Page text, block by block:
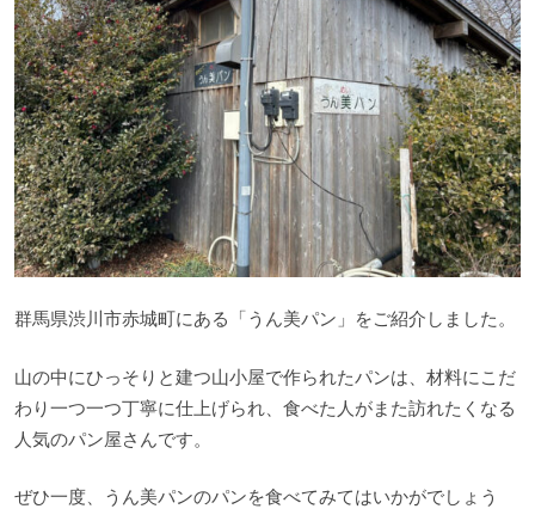
群馬県渋川市赤城町にある「うん美パン」をご紹介しました。
山の中にひっそりと建つ山小屋で作られたパンは、材料にこだ
わり一つ一つ丁寧に仕上げられ、食べた人がまた訪れたくなる
人気のパン屋さんです。
ぜひ一度、うん美パンのパンを食べてみてはいかがでしょう